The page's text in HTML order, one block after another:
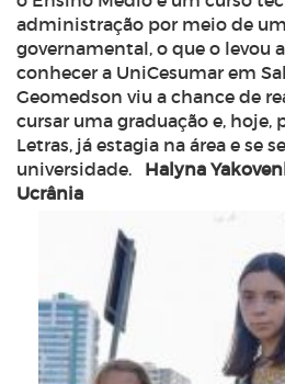
administração por meio de
governamental, o que o levou
conhecer a UniCesumar em
Geomedson viu a chance de
cursar uma graduação e, hoje,
Letras, já estagia na área e se
universidade. Halyna
Ucrânia